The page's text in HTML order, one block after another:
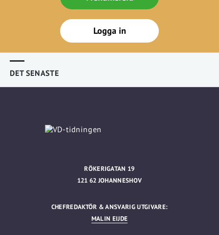
Logga in
DET SENASTE
RÖKERIGATAN 19
121 62 JOHANNESHOV
CHEFREDAKTÖR & ANSVARIG UTGIVARE:
MALIN EIJDE